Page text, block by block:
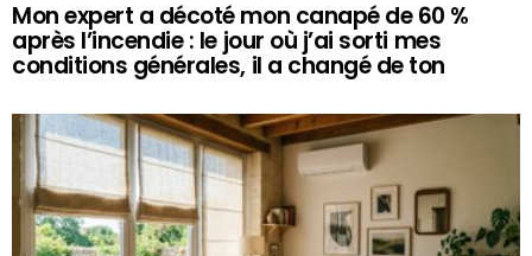
Mon expert a décoté mon canapé de 60 %
après l’incendie : le jour où j’ai sorti mes
conditions générales, il a changé de ton